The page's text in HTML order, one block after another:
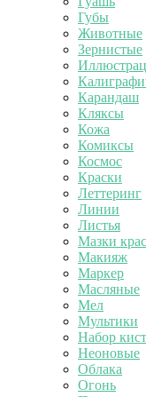
Губы
Животные
Зернистые
Карандаш
Кляксы
Кожа
Комиксы
Космос
Краски
Леттеринг
Линии
Листья
Мазки
Макияж
Маркер
Масляные
Мел
Мультики
Набор
Неоновые
Облака
Огонь